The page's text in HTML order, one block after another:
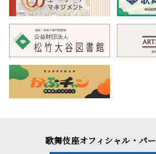
歌舞伎座オフィシャル・パ